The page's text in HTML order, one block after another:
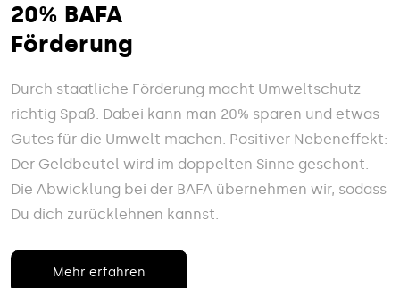
20% BAFA
Förderung
Durch staatliche Förderung macht Umweltschutz
richtig Spaß. Dabei kann man 20% sparen und etwas
Gutes für die Umwelt machen. Positiver Nebeneffekt:
Der Geldbeutel wird im doppelten Sinne geschont.
Die Abwicklung bei der BAFA übernehmen wir, sodass
Du dich zurücklehnen kannst.
Mehr erfahren